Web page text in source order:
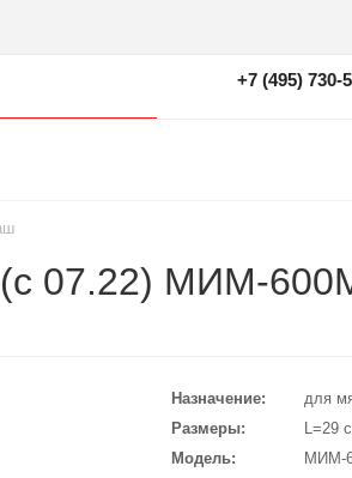
+7 (495) 730-
07.22) МИМ-
Назначение
для
Размеры
L=29
Модель
МИМ-